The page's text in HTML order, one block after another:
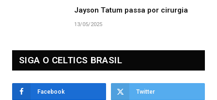
Jayson Tatum passa por cirurgia
13/05/2025
SIGA O CELTICS BRASIL
Facebook Twitter